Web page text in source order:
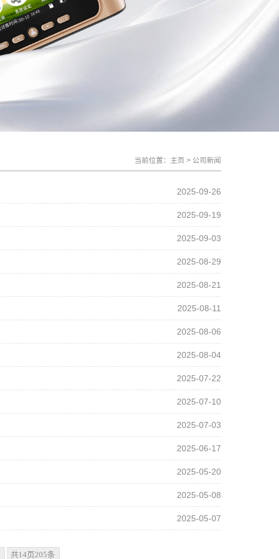
当前位置： 主页 > 公司新闻
2025-09-26
2025-09-19
2025-09-03
2025-08-29
2025-08-21
2025-08-11
2025-08-06
2025-08-04
2025-07-22
2025-07-10
2025-07-03
2025-06-17
2025-05-20
2025-05-08
2025-05-07
共14页205条